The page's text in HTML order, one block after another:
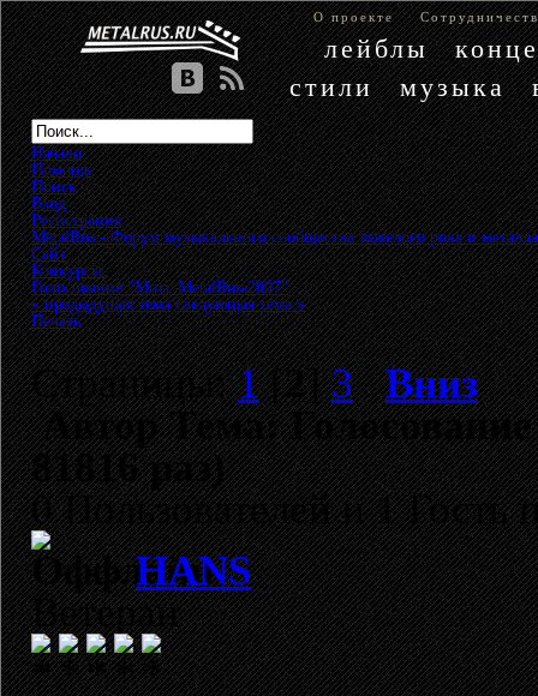
О проекте
лейблы
стили
музыка
Начало
Помощь
Поиск
Вход
Регистрация
MetalRus - Форум музыкального сообщества тяжелого рока и металла
Сайт»
Конкурсы»
Голосование "Мисс MetalRus-2007"
« предыдущая тема следующая тема »
Печать
Страницы:1[2]3
Вниз
АвторТема:
81816 раз)
0 Пользователей и 1 Гость
HANS
Ветеран